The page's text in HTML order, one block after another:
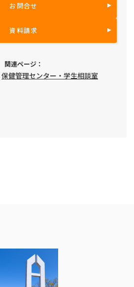
お問合せ
資料請求
関連ページ：
保健管理センター・学生相談室